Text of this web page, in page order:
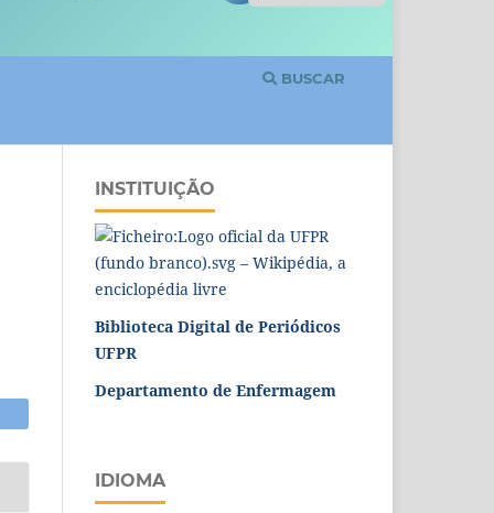
BUSCAR
INSTITUIÇÃO
Biblioteca Digital de Periódicos
UFPR
Departamento de Enfermagem
IDIOMA